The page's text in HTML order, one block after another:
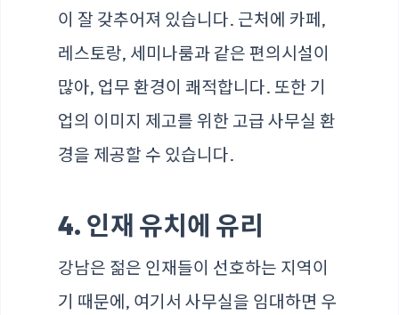
이 잘 갖추어져 있습니다. 근처에 카페,
레스토랑, 세미나룸과 같은 편의시설이
많아, 업무 환경이 쾌적합니다. 또한 기
업의 이미지 제고를 위한 고급 사무실 환
경을 제공할 수 있습니다.
4. 인재 유치에 유리
강남은 젊은 인재들이 선호하는 지역이
기 때문에, 여기서 사무실을 임대하면 우